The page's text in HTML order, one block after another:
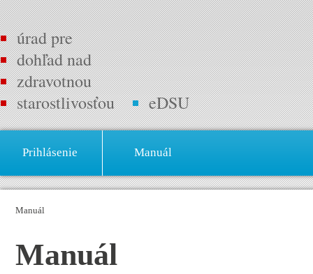
úrad pre
dohľad nad
zdravotnou
starostlivosťou
eDSU
Prihlásenie Manuál
Manuál
Manuál